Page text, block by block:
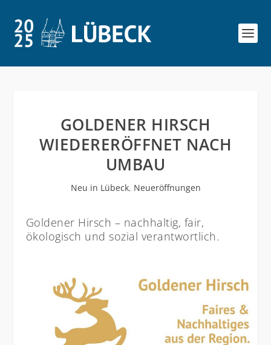
GOLDENER HIRSCH
WIEDERERÖFFNET NACH
UMBAU
Neu in Lübeck, Neueröffnungen
Goldener Hirsch – nachhaltig, fair,
ökologisch und sozial verantwortlich.